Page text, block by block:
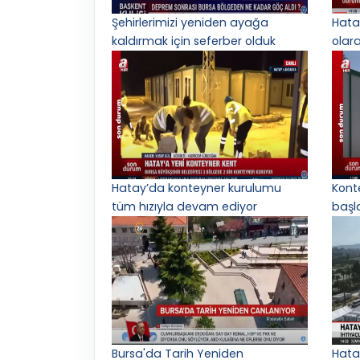
Şehirlerimizi yeniden ayağa
kaldırmak için seferber olduk
Hatay’da konteyner kurulumu
tüm hızıyla devam ediyor
Bursa'da Tarih Yeniden